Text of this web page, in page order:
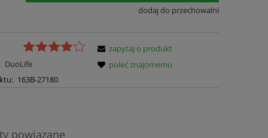
dodaj do przechowalni
DuoLife
163B-27180
zapytaj o produkt
poleć znajomemu
powiązane